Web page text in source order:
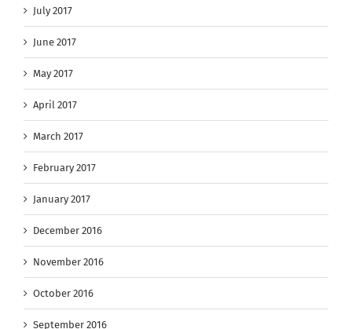
July 2017
June 2017
May 2017
April 2017
March 2017
February 2017
January 2017
December 2016
November 2016
October 2016
September 2016